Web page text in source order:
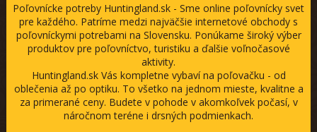
Poľovnícke potreby Huntingland.sk - Sme online poľovnícky svet
pre každého. Patríme medzi najväčšie internetové obchody s
poľovníckymi potrebami na Slovensku. Ponúkame široký výber
produktov pre poľovníctvo, turistiku a ďalšie voľnočasové
aktivity.
Huntingland.sk Vás kompletne vybaví na poľovačku - od
oblečenia až po optiku. To všetko na jednom mieste, kvalitne a
za primerané ceny. Budete v pohode v akomkoľvek počasí, v
náročnom teréne i drsných podmienkach.